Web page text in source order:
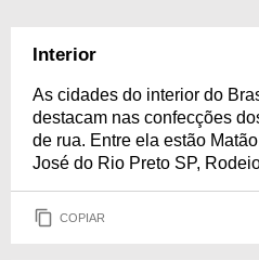
Interior
As cidades do interior do
destacam nas confecções
de rua. Entre ela estão
José do Rio Preto SP,
COPIAR